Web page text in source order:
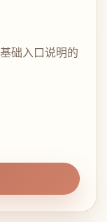
础入口说明的